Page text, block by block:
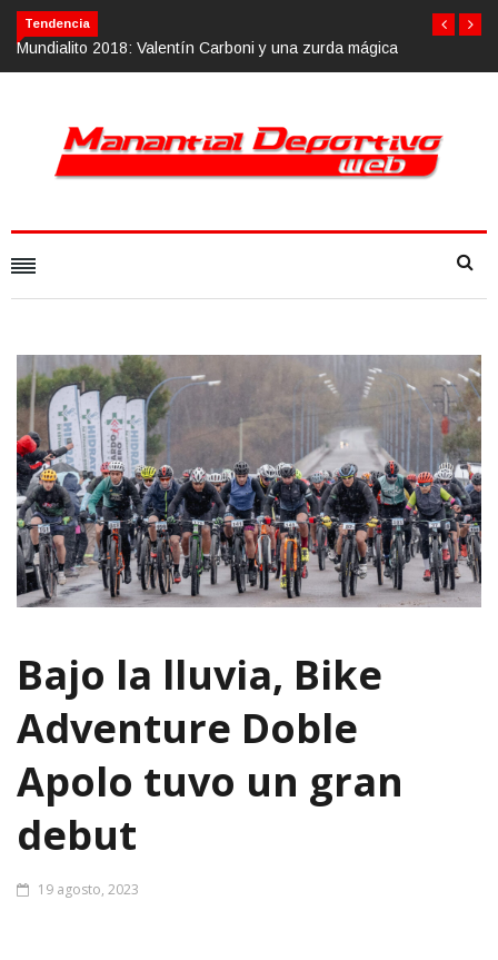
Tendencia
Calvario Race 2018, 10 de noviembre
Bajo la lluvia, Bike
Adventure Doble
Apolo tuvo un gran
debut
19 agosto, 2023